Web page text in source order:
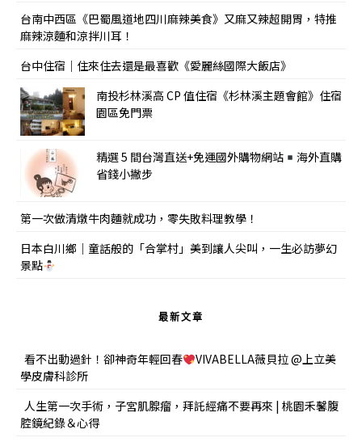
台南中西區《巴蜀風道地四川麻辣美食》又麻又辣超開胃，特推
麻辣涼麵和涼拌川耳！
台中住宿｜住來住去還是最喜歡《愛麗絲國際大飯店》
南投杉林溪高 CP 值住宿《杉林溪主題會館》住宿
園區免門票
精選 5 間台灣直送+免運國外購物網站
海外直購
省錢小撇步
第一次做清燉牛肉麵就成功，零失敗料理教學！
日本白川鄉｜童話般的「合掌村」美到讓人尖叫，一生必訪夢幻
景點
最新文章
看不出動過針！卻神奇年輕回春
VIVABELLA薇貝拉 @上立美
學皮膚科診所
人生第一次手術，子宮肌腺瘤，拜託經痛不要再來 | 桃園禾馨腹
腔鏡紀錄＆心得